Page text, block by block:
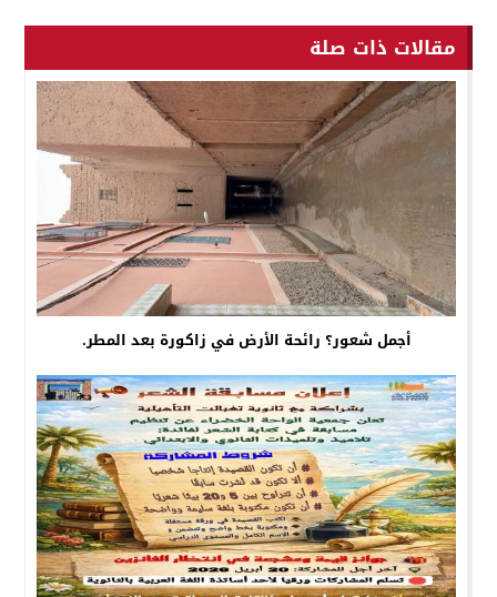
مقالات ذات صلة
أجمل شعور؟ رائحة الأرض في زاكورة بعد المطر.